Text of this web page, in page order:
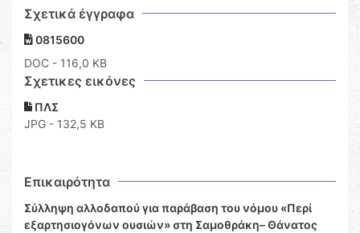
Σχετικά έγγραφα
0815600
DOC - 116,0 KB
Σχετικες εικόνες
ΠΛΣ
JPG - 132,5 KB
Επικαιρότητα
Σύλληψη αλλοδαπού για παράβαση του νόμου «Περί
εξαρτησιογόνων ουσιών» στη Σαμοθράκη– Θάνατος